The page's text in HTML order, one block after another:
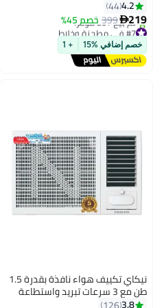
نبض، هيكل ABS متين، صنع في
الهند - NB984A
4.2
44
219
399 خصم 45%
#7 في مطحنة وخلاط
توصيل مجاني
تم بيع +20 مؤخرًا
#7 في مطحنة وخلاط
خصم إضافي %15 + 1
نيكاي تكييف هواء نافذة بقدرة 1.5
طن مع 3 سرعات تبريد واستطاعة
18000 وحدة حرارية بريطانية، مع